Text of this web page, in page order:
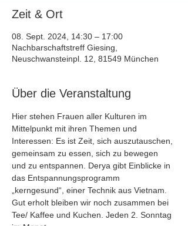
Zeit & Ort
08. Sept. 2024, 14:30 – 17:00
Nachbarschaftstreff Giesing,
Neuschwansteinpl. 12, 81549 München
Über die Veranstaltung
Hier stehen Frauen aller Kulturen im
Mittelpunkt mit ihren Themen und
Interessen: Es ist Zeit, sich auszutauschen,
gemeinsam zu essen, sich zu bewegen
und zu entspannen. Derya gibt Einblicke in
das Entspannungsprogramm
„kerngesund“, einer Technik aus Vietnam.
Gut erholt bleiben wir noch zusammen bei
Tee/ Kaffee und Kuchen. Jeden 2. Sonntag